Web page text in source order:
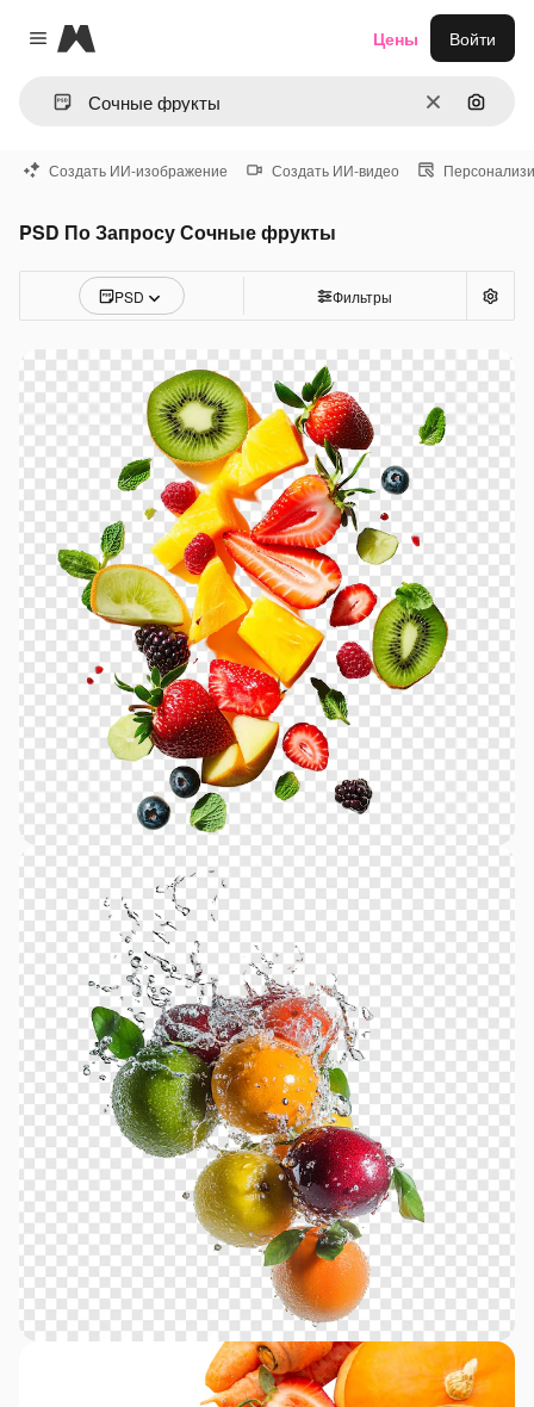
Close menu
Magnific
ОчиститьПоиск
Цены Войти
Создать ИИ-изображение Создать ИИ-видео
PSD По Запросу Сочные фрукты
PSD Фильтры